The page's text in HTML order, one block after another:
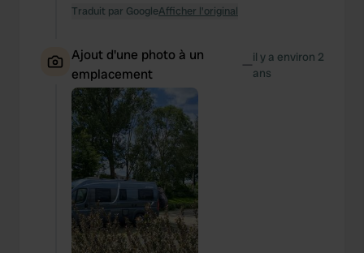
Traduit par GoogleAfficher l'original
Ajout d'une photo à un
emplacement
—il y a environ 2
ans